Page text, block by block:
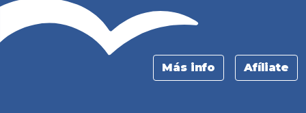
Más info Afíliate